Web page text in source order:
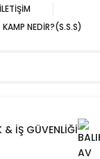
İLETİŞİM
KAMP NEDİR?(S.S.S)
& İŞ GÜVENLİĞİ